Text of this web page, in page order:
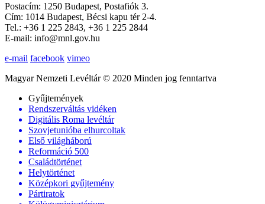
Postacím: 1250 Budapest, Postafiók 3.
Cím: 1014 Budapest, Bécsi kapu tér 2-4.
Tel.: +36 1 225 2843, +36 1 225 2844
E-mail: info@mnl.gov.hu
e-mail facebook vimeo
Magyar Nemzeti Levéltár © 2020 Minden jog fenntartva
Gyűjtemények
Rendszerváltás vidéken
Digitális Roma levéltár
Szovjetunióba elhurcoltak
Első világháború
Reformáció 500
Családtörténet
Helytörténet
Középkori gyűjtemény
Pártiratok